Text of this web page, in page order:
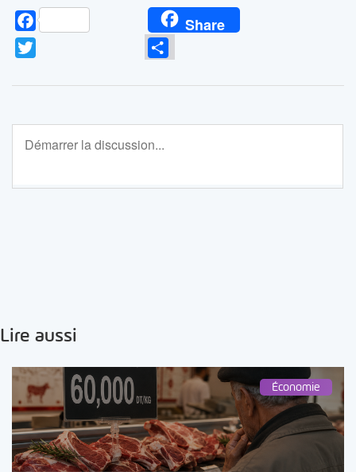
Facebook Share
Partager
Lire aussi
Économie